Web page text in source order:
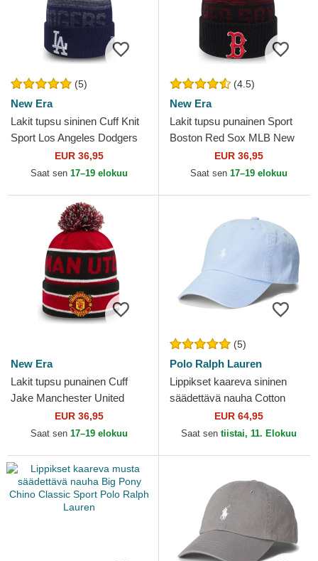
(5)
New Era
Lakit tupsu sininen Cuff Knit
Sport Los Angeles Dodgers
MLB New EraEUR 36,95
Saat sen 17–19 elokuu
(4.5)
New Era
Lakit tupsu punainen Sport
Boston Red Sox MLB New
EUR 36,95
Saat sen 17–19 elokuu
New Era
Lakit tupsu punainen Cuff
Jake Manchester United
Football Club Premier League
New Era
EUR 36,95
Saat sen 17–19 elokuu
(5)
Polo Ralph Lauren
Lippikset kaareva sininen
säädettävä nauha Cotton
Chino Classic Sport Polo
Ralph Lauren
EUR 64,95
Saat sen tiistai, 11. Elokuu